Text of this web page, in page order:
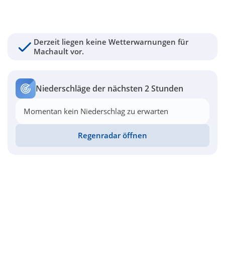
Derzeit liegen keine Wetterwarnungen für
Machault vor.
Niederschläge der nächsten 2 Stunden
Momentan kein Niederschlag zu erwarten
Regenradar öffnen